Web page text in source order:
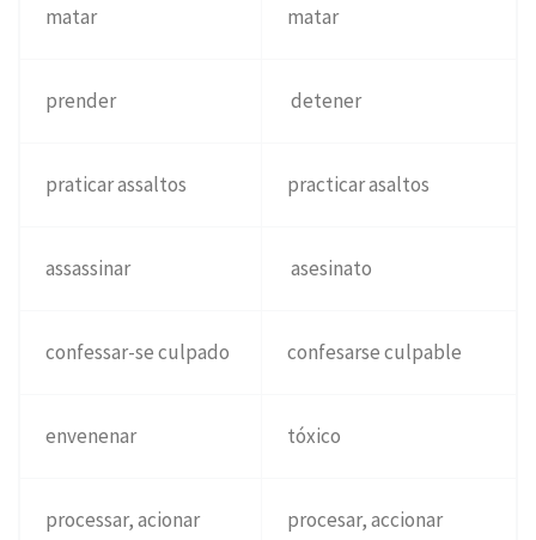
matar matar
prender detener
praticar assaltos practicar asaltos
assassinar asesinato
confessar-se culpado confesarse culpable
envenenar tóxico
processar, acionar procesar, accionar